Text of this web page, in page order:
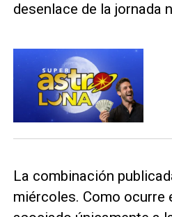
desenlace de la jornada
La combinación
miércoles. Como ocurre